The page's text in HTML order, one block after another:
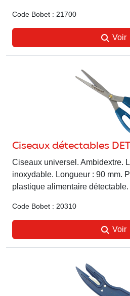
Code Bobet : 21700
Voir
Ciseaux détectables
Ciseaux universel. Ambidextre.
inoxydable. Longueur : 90 mm.
plastique alimentaire détectable.
Code Bobet : 20310
Voir